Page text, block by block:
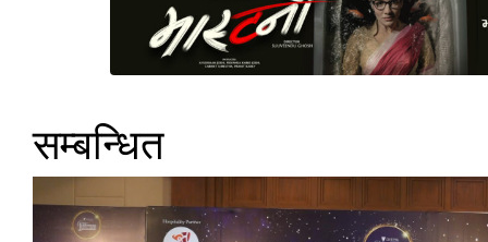
सम्बन्धित